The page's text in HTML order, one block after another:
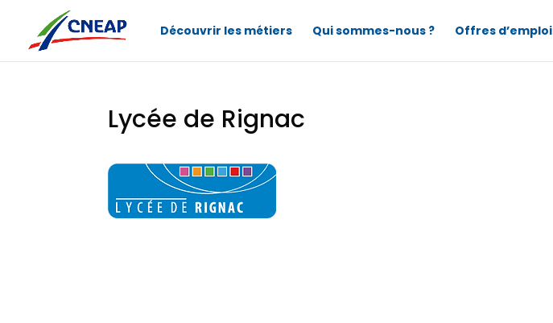
Découvrir les métiers Qui sommes-nous ? Offres d’emploi
Lycée de Rignac